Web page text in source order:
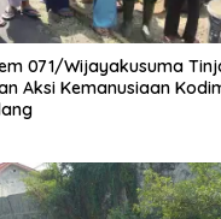
071/Wijayakusuma
Aksi Kemanusiaan